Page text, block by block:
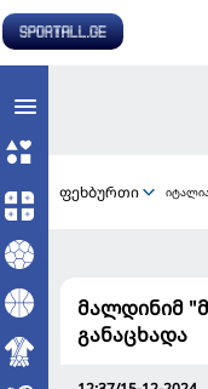
ფეხბურთი
მალდინიმ
განაცხადა